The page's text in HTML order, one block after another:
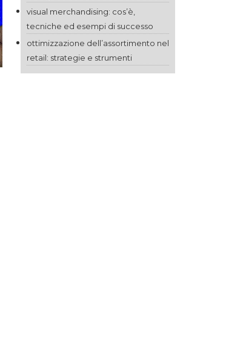
visual merchandising: cos’è,
tecniche ed esempi di successo
ottimizzazione dell’assortimento nel
retail: strategie e strumenti